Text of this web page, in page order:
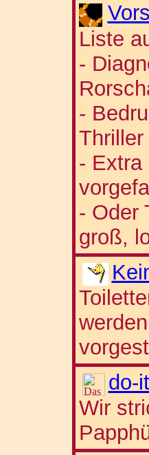
Liste
-
-
- Extra
- Oder
groß,
do-
Wir